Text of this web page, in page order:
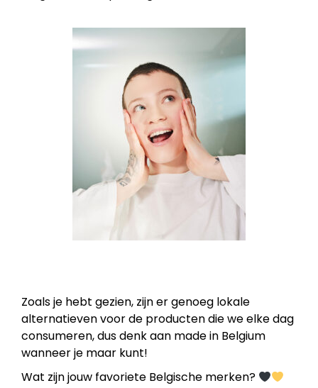
Zoals je hebt gezien, zijn er genoeg lokale
alternatieven voor de producten die we elke dag
consumeren, dus denk aan made in Belgium
wanneer je maar kunt!
Wat zijn jouw favoriete Belgische merken?